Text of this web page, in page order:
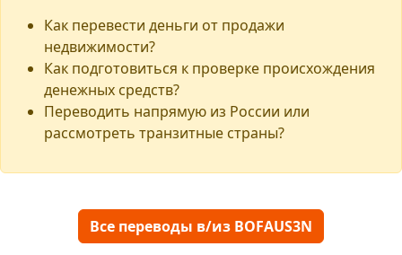
Как перевести деньги от продажи
недвижимости?
Как подготовиться к проверке происхождения
денежных средств?
Переводить напрямую из России или
рассмотреть транзитные страны?
Все переводы в/из BOFAUS3N